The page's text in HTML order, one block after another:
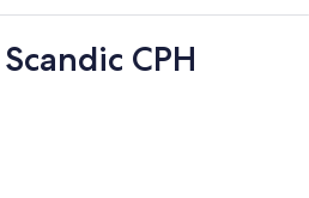
CPH